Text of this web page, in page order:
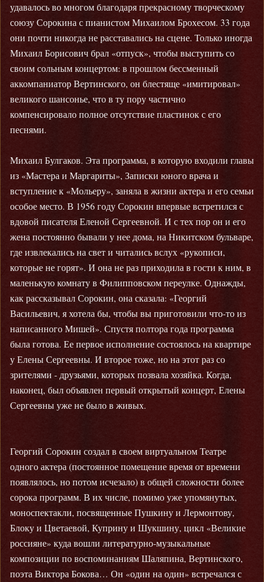
удавалось во многом благодаря прекрасному творческому
союзу Сорокина с пианистом Михаилом Брохесом. 33 года
они почти никогда не расставались на сцене. Только иногда
Михаил Борисович брал «отпуск», чтобы выступить со
своим сольным концертом: в прошлом бессменный
аккомпаниатор Вертинского, он блестяще «имитировал»
великого шансонье, что в ту пору частично
компенсировало полное отсутствие пластинок с его
песнями.
Михаил Булгаков. Эта программа, в которую входили главы
из «Мастера и Маргариты», Записки юного врача и
вступление к «Мольеру», заняла в жизни актера и его семьи
особое место. В 1956 году Сорокин впервые встретился с
вдовой писателя Еленой Сергеевной. И с тех пор он и его
жена постоянно бывали у нее дома, на Никитском бульваре,
где извлекались на свет и читались вслух «рукописи,
которые не горят». И она не раз приходила в гости к ним, в
маленькую комнату в Филипповском переулке. Однажды,
как рассказывал Сорокин, она сказала: «Георгий
Васильевич, я хотела бы, чтобы вы приготовили что-то из
написанного Мишей». Спустя полтора года программа
была готова. Ее первое исполнение состоялось на квартире
у Елены Сергеевны. И второе тоже, но на этот раз со
зрителями - друзьями, которых позвала хозяйка. Когда,
наконец, был объявлен первый открытый концерт, Елены
Сергеевны уже не было в живых.
Георгий Сорокин создал в своем виртуальном Театре
одного актера (постоянное помещение время от времени
появлялось, но потом исчезало) в общей сложности более
сорока программ. В их числе, помимо уже упомянутых,
моноспектакли, посвященные Пушкину и Лермонтову,
Блоку и Цветаевой, Куприну и Шукшину, цикл «Великие
россияне» куда вошли литературно-музыкальные
композиции по воспоминаниям Шаляпина, Вертинского,
поэта Виктора Бокова… Он «один на один» встречался с